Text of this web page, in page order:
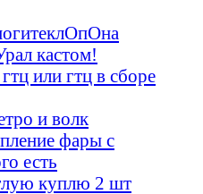
кастом!
или гтц в сборе
и волк
фары с
есть
куплю 2 шт